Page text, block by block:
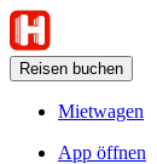
Reisen buchen
Mietwagen
App öffnen